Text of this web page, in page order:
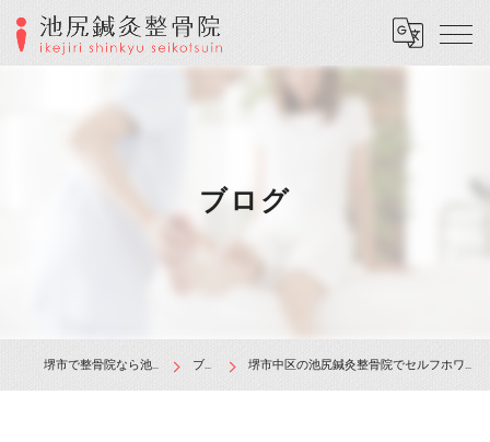
ブログ
堺市で整骨院なら池尻鍼灸整骨院 ブログ 堺市中区の池尻鍼灸整骨院でセルフホワイトニングが出来ます。４